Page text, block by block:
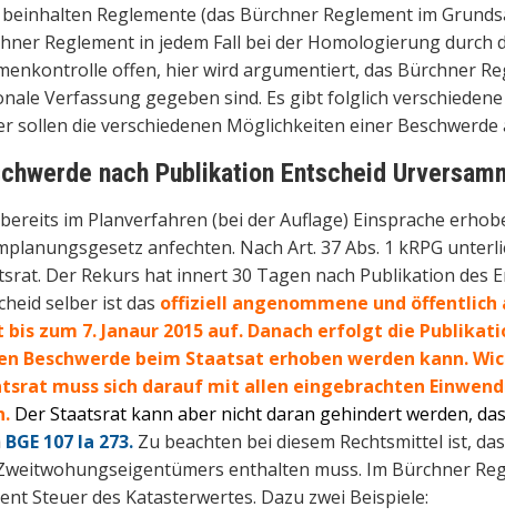
Reglemente (das Bürchner Reglement im
Reglement in jedem Fall bei der Homologierung
offen, hier wird argumentiert, das Bürchner
Verfassung gegeben sind. Es gibt folglich
sollen die verschiedenen Möglichkeiten einer
nach Publikation Entscheid
im Planverfahren (bei der Auflage) Einsprache
anfechten. Nach Art. 37 Abs. 1 kRPG
Der Rekurs hat innert 30 Tagen nach Publikation des
selber ist das offiziell angenommene und öffentlich
zum 7. Janaur 2015 auf. Danach erfolgt die
Beschwerde beim Staatsat erhoben werden kann.
muss sich darauf mit allen eingebrachten
Der Staatsrat kann aber nicht daran gehindert werden,
BGE 107 Ia 273. Zu beachten bei diesem Rechtsmittel ist,
enthalten muss. Im Bürchner
Steuer des Katasterwertes. Dazu zwei Beispiele: